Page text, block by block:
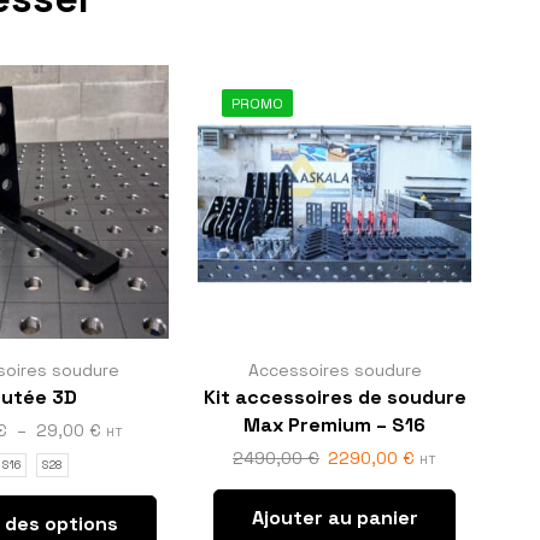
soudure
3D
– 29,00 € HT
S16 S28
des options
PROMO
Accessoires soudure
Kit accessoires de soudure
Max Premium – S16
2490,00€ 2290,00€ HT
Ajouter au panier